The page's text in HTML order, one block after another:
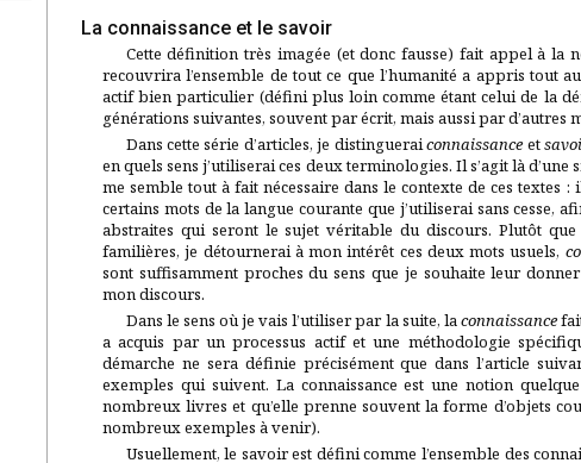
La connaissance et le savoir
Cette définition très imagée (et donc fausse) fait appel à la
recouvrira l’ensemble de tout ce que l’humanité a appris tout
actif bien particulier (défini plus loin comme étant celui de la
générations suivantes, souvent par écrit, mais aussi par
Dans cette série d’articles, je distingueraiconnaissanceet
en quels sens j’utiliserai ces deux terminologies. Il s’agit là
me semble tout à fait nécessaire dans le contexte de ces
certains mots de la langue courante que j’utiliserai sans cesse,
abstraites qui seront le sujet véritable du discours. Plutôt
familières, je détournerai à mon intérêt ces deux mots usuels,
sont suffisamment proches du sens que je souhaite leur
mon discours.
Dans le sens où je vais l’utiliser par la suite, laconnaissance
a acquis par un processus actif et une méthodologie
démarche ne sera définie précisément que dans l’article
exemples qui suivent. La connaissance est une notion
nombreux livres et qu’elle prenne souvent la forme d’objets
nombreux exemples à venir).
Usuellement, le savoir est défini comme l’ensemble des